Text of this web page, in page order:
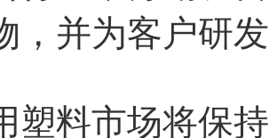
，并为客户研
料市场将保持